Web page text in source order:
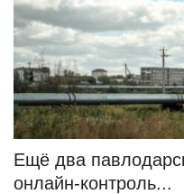
Ещё два
онлайн-контроль...